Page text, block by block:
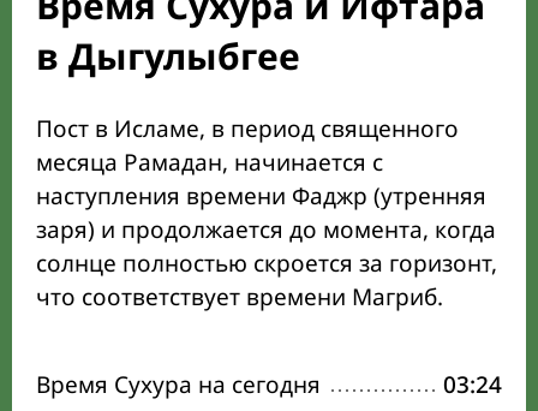
в Дыгулыбгее
Пост в Исламе, в период священного
месяца Рамадан, начинается с
наступления времени Фаджр (утренняя
заря) и продолжается до момента, когда
солнце полностью скроется за горизонт,
что соответствует времени Магриб.
Время Сухура на сегодня 03:24